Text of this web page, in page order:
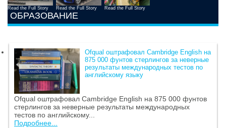
Read the Full Story Read the Full Story Read the Full Story
ОБРАЗОВАНИЕ
Ofqual оштрафовал Cambridge English на
875 000 фунтов стерлингов за неверные
результаты международных тестов по
английскому языку
Ofqual оштрафовал Cambridge English на 875 000 фунтов
стерлингов за неверные результаты международных
тестов по английскому...
Подробнее...